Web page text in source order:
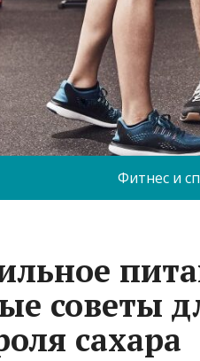
Фитнес и
советы
сахара